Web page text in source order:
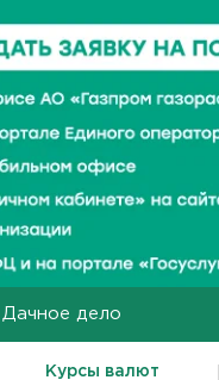
Дачное дело
Курсы валют